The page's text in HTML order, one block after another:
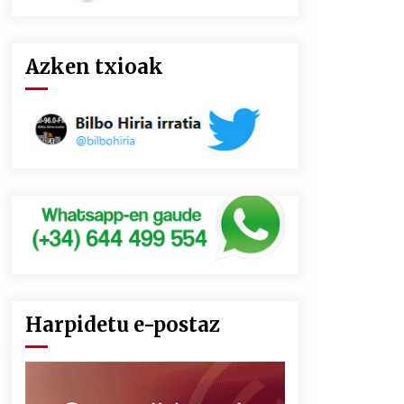
Azken txioak
Harpidetu e-postaz